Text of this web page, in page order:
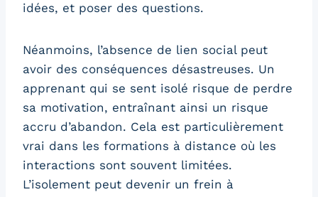
idées, et poser des questions.
Néanmoins, l’absence de lien social peut
avoir des conséquences désastreuses. Un
apprenant qui se sent isolé risque de perdre
sa motivation, entraînant ainsi un risque
accru d’abandon. Cela est particulièrement
vrai dans les formations à distance où les
interactions sont souvent limitées.
L’isolement peut devenir un frein à